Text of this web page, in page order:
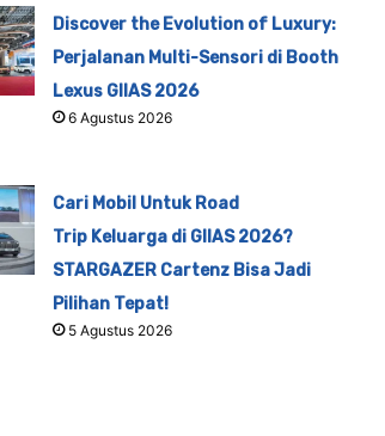
Discover the Evolution of Luxury:
Perjalanan Multi-Sensori di Booth
Lexus GIIAS 2026
6 Agustus 2026
Cari Mobil Untuk Road
Trip Keluarga di GIIAS 2026?
STARGAZER Cartenz Bisa Jadi
Pilihan Tepat!
5 Agustus 2026